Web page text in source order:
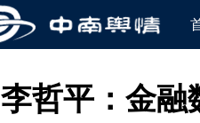
李哲平：金融